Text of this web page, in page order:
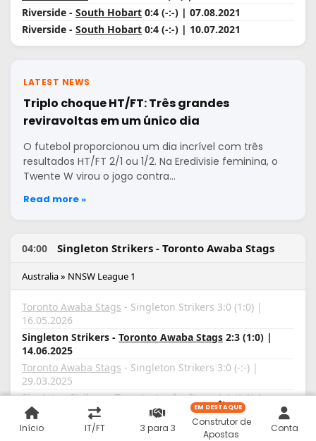
Riverside - South Hobart 0:4 (-:-) | 07.08.2021
Riverside - South Hobart 0:4 (-:-) | 10.07.2021
LATEST NEWS
Triplo choque HT/FT: Três grandes
reviravoltas em um único dia
O futebol proporcionou um dia incrível com três
resultados HT/FT 2/1 ou 1/2. Na Eredivisie feminina, o
Twente W virou o jogo contra…
Read more »
04:00 Singleton Strikers - Toronto Awaba Stags
Australia » NNSW League 1
Toronto Awaba Stags - Singleton Strikers 3:0 (1:0) |
16.05.2026
Singleton Strikers - Toronto Awaba Stags 2:3 (1:0) |
14.06.2025
Toronto Awaba Stags - Singleton Strikers 3:0 (-:-) |
29.03.2025
Singleton Strikers - Toronto Awaba Stags 1:1 (1:1) |
17.08.2024
Toronto Awaba Stags -
Singleton Strikers2:4 (0:3) |
Início IT/FT 3 para 3
Construtor de
Apostas
EM DESTAQUE
Conta